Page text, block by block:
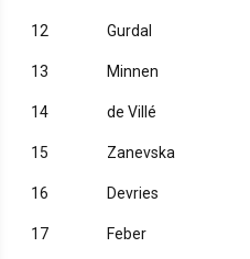
12 Gurdal
13 Minnen
14 de Villé
15 Zanevska
16 Devries
17 Feber